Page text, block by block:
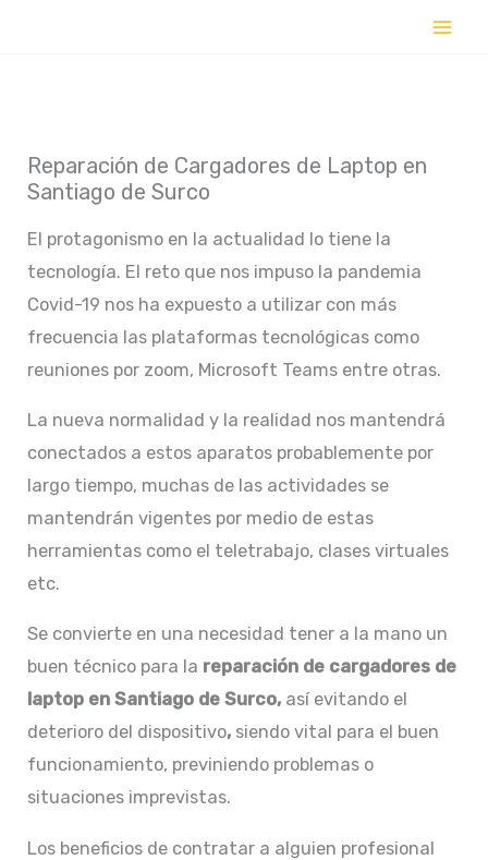
Reparación de Cargadores de Laptop en
Santiago de Surco
El protagonismo en la actualidad lo tiene la
tecnología. El reto que nos impuso la pandemia
Covid-19 nos ha expuesto a utilizar con más
frecuencia las plataformas tecnológicas como
reuniones por zoom, Microsoft Teams entre otras.
La nueva normalidad y la realidad nos mantendrá
conectados a estos aparatos probablemente por
largo tiempo, muchas de las actividades se
mantendrán vigentes por medio de estas
herramientas como el teletrabajo, clases virtuales
etc.
Se convierte en una necesidad tener a la mano un
buen técnico para la reparación de cargadores de
laptop en Santiago de Surco, así evitando el
deterioro del dispositivo, siendo vital para el buen
funcionamiento, previniendo problemas o
situaciones imprevistas.
Los beneficios de contratar a alguien profesional